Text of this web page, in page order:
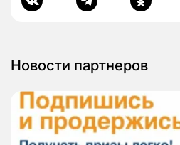
Новости партнеров